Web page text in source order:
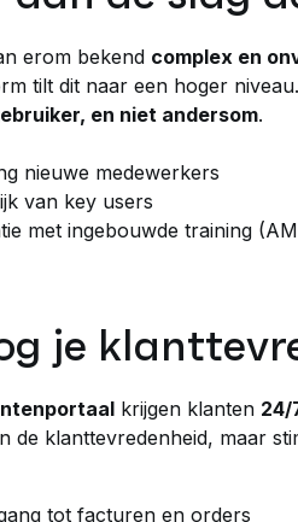
erom bekend complex en
tilt dit naar een hoger
en niet andersom.
nieuwe medewerkers
van key users
met ingebouwde training
je
krijgen klanten 24/
de klanttevredenheid, maar
tot facturen en orders